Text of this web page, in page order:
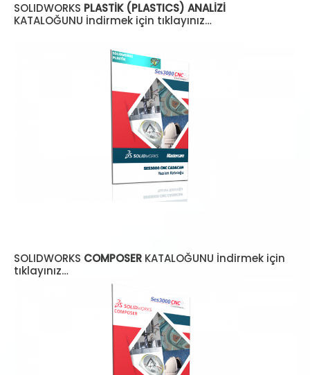
SOLIDWORKS PLASTİK (PLASTICS) ANALİZİ
KATALOĞUNU İndirmek için tıklayınız…
SOLIDWORKS COMPOSER KATALOĞUNU İndirmek için
tıklayınız…